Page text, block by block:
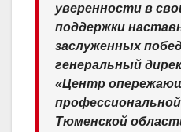
уверенности в
поддержки
заслуженных
генеральный
«Центр
Тюменской